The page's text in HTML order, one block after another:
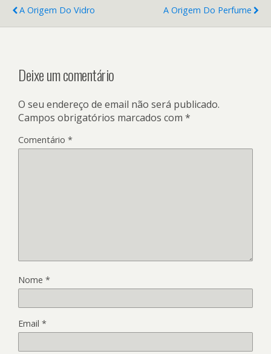
A Origem Do Vidro
A Origem Do Perfume
Deixe um comentário
O seu endereço de email não será publicado.
Campos obrigatórios marcados com *
Comentário *
Nome *
Email *